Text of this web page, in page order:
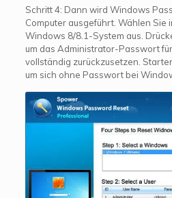
Schritt 4: Dann wird Windows
Computer ausgeführt. Wählen Sie
Windows 8/8.1-System aus.
um das Administrator-Passwort
vollständig zurückzusetzen.
um sich ohne Passwort bei